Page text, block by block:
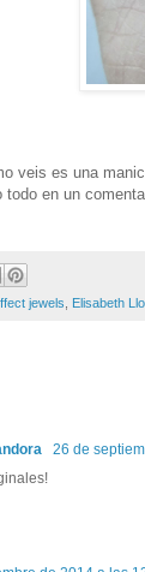
veis es una
en un
jewels Elisabeth
26 de